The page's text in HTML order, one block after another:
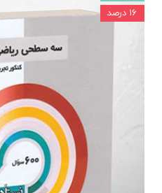
۱۶ درصد